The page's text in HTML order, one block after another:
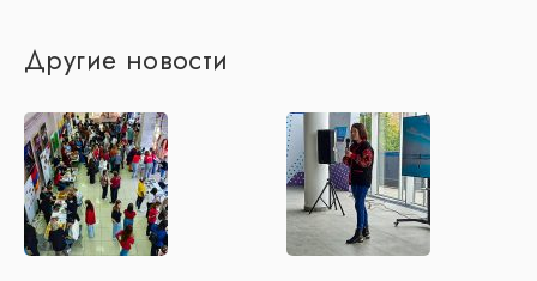
Другие новости